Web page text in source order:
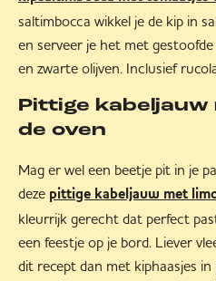
saltimbocca wikkel je de kip in
en serveer je het met
en zwarte olijven. Inclusief
Pittige kabeljauw
de oven
Mag er wel een beetje pit in je
deze pittige kabeljauw met
kleurrijk gerecht dat perfect
een feestje op je bord. Liever
dit recept dan met kiphaasjes in